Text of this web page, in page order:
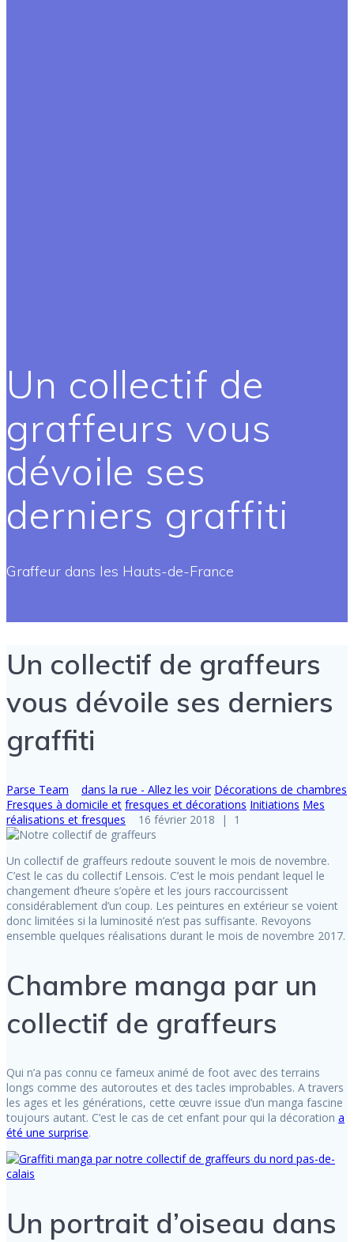
Un collectif de
graffeurs vous
dévoile ses
derniers graffiti
Graffeur dans les Hauts-de-France
Un collectif de graffeurs
vous dévoile ses derniers
graffiti
Parse Team dans la rue - Allez les voir Décorations de chambres
Fresques à domicile et fresques et décorations Initiations Mes
réalisations et fresques
16 février 2018 | 1
Un collectif de graffeurs redoute souvent le mois de novembre.
C’est le cas du collectif Lensois. C’est le mois pendant lequel le
changement d’heure s’opère et les jours raccourcissent
considérablement d’un coup. Les peintures en extérieur se voient
donc limitées si la luminosité n’est pas suffisante. Revoyons
ensemble quelques réalisations durant le mois de novembre 2017.
Chambre manga par un
collectif de graffeurs
Qui n’a pas connu ce fameux animé de foot avec des terrains
longs comme des autoroutes et des tacles improbables. A travers
les ages et les générations, cette œuvre issue d’un manga fascine
toujours autant. C’est le cas de cet enfant pour qui la décoration a
été une surprise.
Un portrait d’oiseau dans